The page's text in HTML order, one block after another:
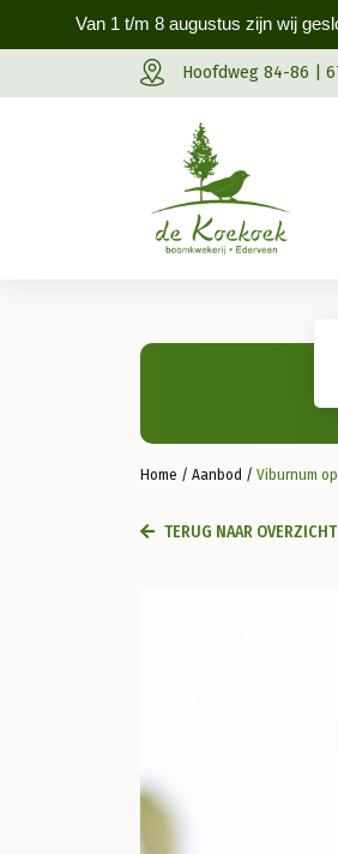
Van 1 t/m 8 augustus zijn wij
Hoofdweg 84-86 |
Home / Aanbod / Viburnum
TERUG NAAR OVERZICHT